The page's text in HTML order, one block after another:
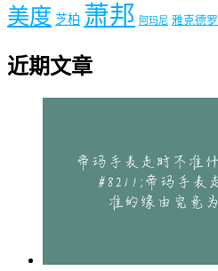
美度 芝柏 萧邦 阿玛尼 雅克德罗
近期文章